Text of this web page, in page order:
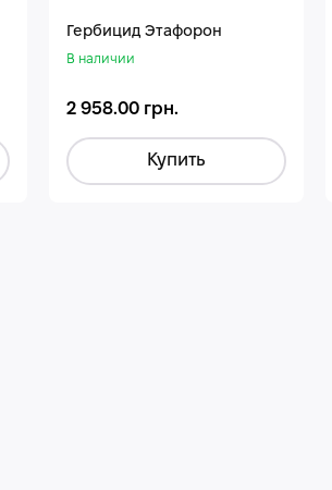
Гербицид Этафорон
В наличии
2 958.00 грн.
Купить